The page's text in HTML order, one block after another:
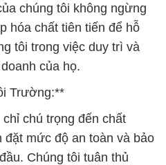
chúng tôi không ngừng
hóa chất tiên tiến để hỗ
tôi trong việc duy trì và
của họ.
Trường:**
chú trọng đến chất
mức độ an toàn và bảo
Chúng tôi tuân thủ